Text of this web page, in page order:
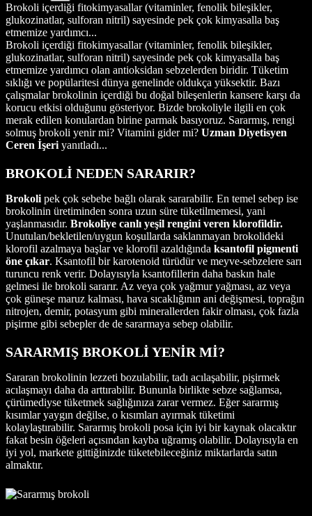
Brokoli içerdiği fitokimyasallar (vitaminler, fenolik bileşikler,
glukozinatlar, sulforan nitril) sayesinde pek çok kimyasalla baş
etmemize yardımcı...
Brokoli içerdiği fitokimyasallar (vitaminler, fenolik bileşikler,
glukozinatlar, sulforan nitril) sayesinde pek çok kimyasalla baş
etmemize yardımcı olan antioksidan sebzelerden biridir. Tüketim
sıklığı ve popülaritesi dünya genelinde oldukça yüksektir. Bazı
çalışmalar brokolinin içerdiği bu doğal bileşenlerin kansere karşı da
korucu etkisi olduğunu gösteriyor. Bizde brokoliyle ilgili en çok
merak edilen konulardan birine parmak basıyoruz. Sararmış, rengi
solmuş brokoli yenir mi? Vitamini gider mi? Uzman Diyetisyen
Ceren İşeri yanıtladı...
BROKOLİ NEDEN SARARIR?
Brokoli pek çok sebebe bağlı olarak sararabilir. En temel sebep ise
brokolinin üretiminden sonra uzun süre tüketilmemesi, yani
yaşlanmasıdır. Brokoliye canlı yeşil rengini veren klorofildir.
Unutulan/bekletilen/uygun koşullarda saklanmayan brokolideki
klorofil azalmaya başlar ve klorofil azaldığında ksantofil pigmenti
öne çıkar. Ksantofil bir karotenoid türüdür ve meyve-sebzelere sarı
turuncu renk verir. Dolayısıyla ksantofillerin daha baskın hale
gelmesi ile brokoli sararır. Az veya çok yağmur yağması, az veya
çok güneşe maruz kalması, hava sıcaklığının ani değişmesi, toprağın
nitrojen, demir, potasyum gibi minerallerden fakir olması, çok fazla
pişirme gibi sebepler de de sararmaya sebep olabilir.
SARARMIŞ BROKOLİ YENİR Mİ?
Sararan brokolinin lezzeti bozulabilir, tadı acılaşabilir, pişirmek
acılaşmayı daha da arttırabilir. Bununla birlikte sebze sağlamsa,
çürümediyse tüketmek sağlığınıza zarar vermez. Eğer sararmış
kısımlar yaygın değilse, o kısımları ayırmak tüketimi
kolaylaştırabilir. Sararmış brokoli posa için iyi bir kaynak olacaktır
fakat besin öğeleri açısından kayba uğramış olabilir. Dolayısıyla en
iyi yol, markete gittiğinizde tüketebileceğiniz miktarlarda satın
almaktır.